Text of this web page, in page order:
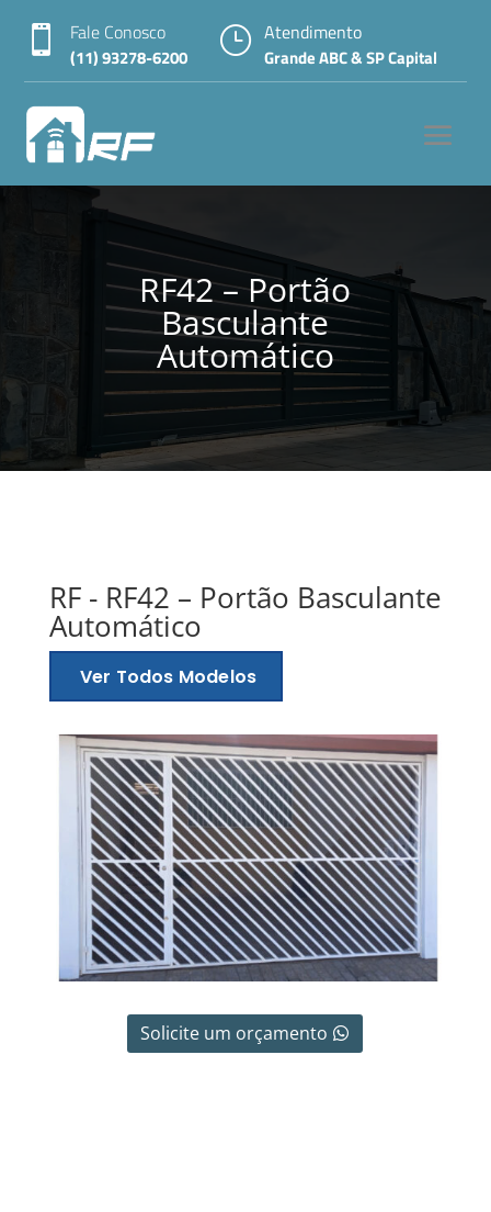
 Fale Conosco
(11) 93278-6200
} Atendimento
Grande ABC & SP Capital
RF42 – Portão
Basculante
Automático
RF - RF42 – Portão Basculante
Automático
Ver Todos Modelos
Solicite um orçamento